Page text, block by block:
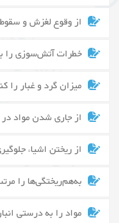
از وقوع لغزش و
خطرات آتش‌سوزی را
میزان گرد و غبار را
از جاری شدن مواد در
از ریختن اشیاء
به‌هم‌ریختگی‌ها را
مواد را به درستی